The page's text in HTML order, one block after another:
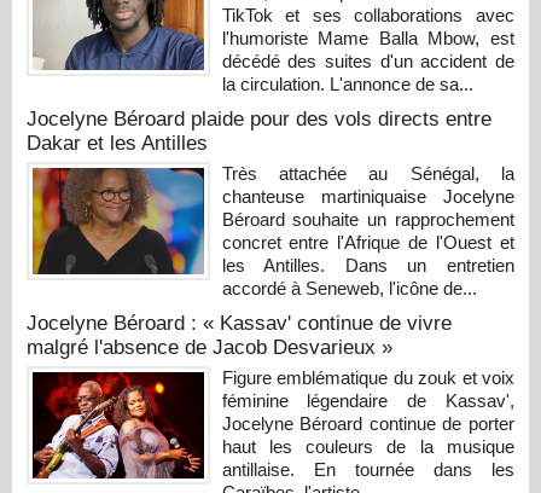
TikTok et ses collaborations avec
l'humoriste Mame Balla Mbow, est
décédé des suites d'un accident de
la circulation. L'annonce de sa...
Jocelyne Béroard plaide pour des vols directs entre
Dakar et les Antilles
Très attachée au Sénégal, la
chanteuse martiniquaise Jocelyne
Béroard souhaite un rapprochement
concret entre l'Afrique de l'Ouest et
les Antilles. Dans un entretien
accordé à Seneweb, l'icône de...
Jocelyne Béroard : « Kassav' continue de vivre
malgré l'absence de Jacob Desvarieux »
Figure emblématique du zouk et voix
féminine légendaire de Kassav',
Jocelyne Béroard continue de porter
haut les couleurs de la musique
antillaise. En tournée dans les